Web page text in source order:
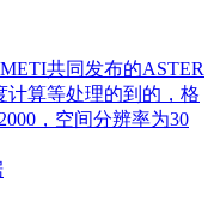
共同发布的ASTER
计算等处理的到的，格
，空间分辨率为30